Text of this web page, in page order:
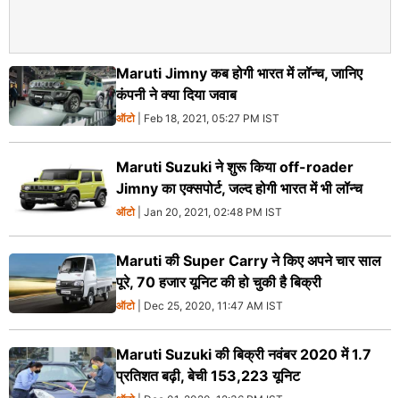
Maruti Jimny कब होगी भारत में लॉन्‍च, जानिए
कंपनी ने क्‍या दिया जवाब
ऑटो| Feb 18, 2021, 05:27 PM IST
Maruti Suzuki ने शुरू किया off-roader
Jimny का एक्‍सपोर्ट, जल्‍द होगी भारत में भी लॉन्‍च
ऑटो| Jan 20, 2021, 02:48 PM IST
Maruti की Super Carry ने किए अपने चार साल
पूरे, 70 हजार यूनिट की हो चुकी है बिक्री
ऑटो| Dec 25, 2020, 11:47 AM IST
Maruti Suzuki की बिक्री नवंबर 2020 में 1.7
प्रतिशत बढ़ी, बेची 153,223 यूनिट